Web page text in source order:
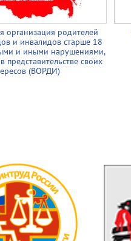
организация родителей
и инвалидов старше 18
и иными нарушениями,
своих
(ВОРДИ)